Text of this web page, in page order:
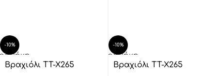
-10%
Βραχιόλι TT-X265
-10%
Προσθήκη
καλάθι
Βραχιόλι TT-X265